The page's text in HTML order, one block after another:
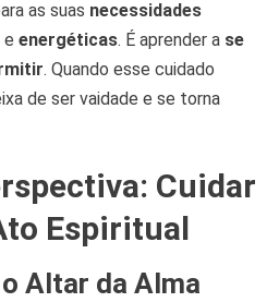
as suas necessidades
e energéticas. É aprender a se
. Quando esse cuidado
de ser vaidade e se torna
Cuidar
Espiritual
Altar da Alma